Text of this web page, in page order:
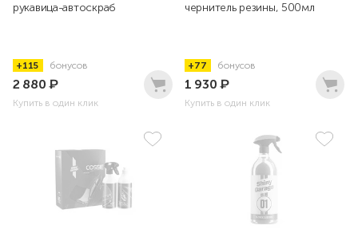
рукавица-автоскраб
+115 бонусов
2 880₽
Купить в один клик
чернитель резины, 500мл
+77 бонусов
1 930₽
Купить в один клик